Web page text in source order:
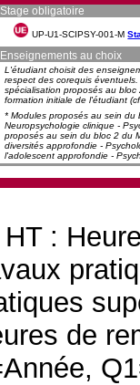
Stage obligatoire
UP-U1-SCIPSY-001-M
Enseignements au choix
L'étudiant choisit des
respect des corequis
spécialisation proposés au
formation initiale de l'étudiant
* Modules proposés au sein du
Neuropsychologie clinique -
proposés au sein du bloc 2 du
diversités approfondie -
l'adolescent approfondie -
HT :
de